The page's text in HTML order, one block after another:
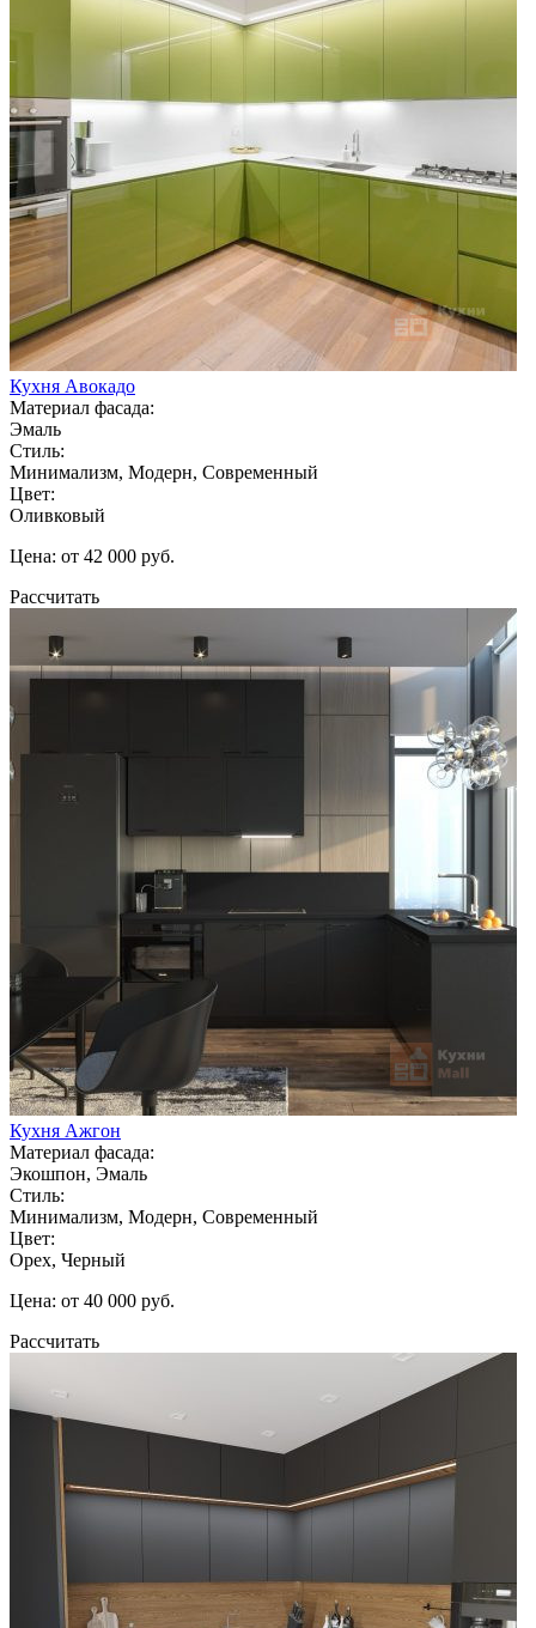
Кухня Авокадо
Материал фасада:
Эмаль
Стиль:
Минимализм, Модерн, Современный
Цвет:
Оливковый
Цена: от 42 000 руб.
Рассчитать
Кухня Ажгон
Материал фасада:
Экошпон, Эмаль
Стиль:
Минимализм, Модерн, Современный
Цвет:
Орех, Черный
Цена: от 40 000 руб.
Рассчитать